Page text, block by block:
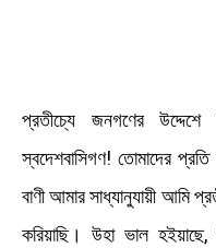
প্রতীচ্যে জনগণের
স্বদেশবাসিগণ! তোমাদের প্রতি
বাণী আমার সাধ্যানুযায়ী আমি
করিয়াছি। উহা ভাল